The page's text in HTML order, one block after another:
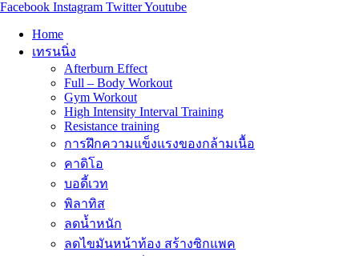
Facebook Instagram TwitterYoutube
Home
เทรนนิ่ง
Afterburn Effect
Full – Body Workout
Gym Workout
High Intensity Interval Training
Resistance training
การฝึกความแข็งแรงของกล้ามเนื้อ
คาดิโอ
บอดี้เวท
พิลาทิส
ลดน้ำหนัก
ลดไขมันหน้าท้อง สร้างซิกแพค